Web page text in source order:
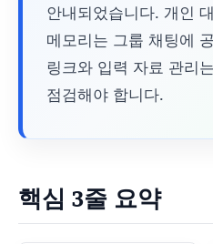
안내되었습니다. 개인
메모리는 그룹 채팅에
링크와 입력 자료 관리
점검해야 합니다.
핵심 3줄 요약